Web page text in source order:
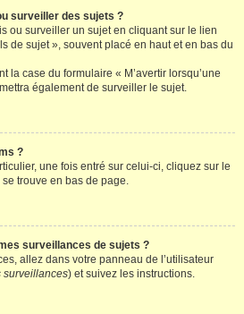
surveiller des sujets ?
ou surveiller un sujet en cliquant sur le lien
de sujet », souvent placé en haut et en bas du
la case du formulaire « M’avertir lorsqu’une
également de surveiller le sujet.
?
une fois entré sur celui-ci, cliquez sur le
trouve en bas de page.
surveillances de sujets ?
allez dans votre panneau de l’utilisateur
surveillances) et suivez les instructions.